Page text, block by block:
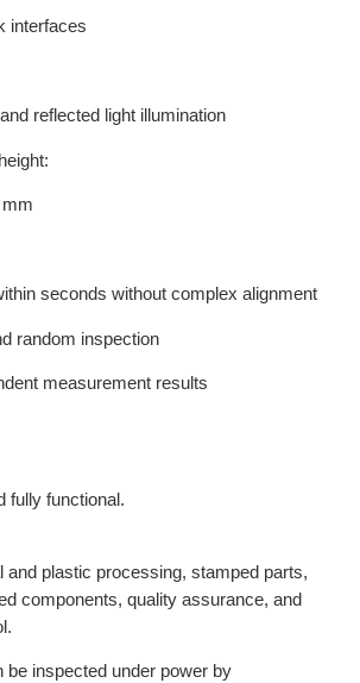
interfaces
reflected light illumination
seconds without complex alignment
random inspection
measurement results
fully functional.
and plastic processing, stamped parts,
components, quality assurance, and
be inspected under power by